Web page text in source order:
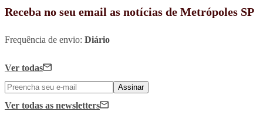
Receba no seu email as notícias de Metrópoles SP
Frequência de envio: Diário
Ver todas
Assinar
Ver todas as newsletters